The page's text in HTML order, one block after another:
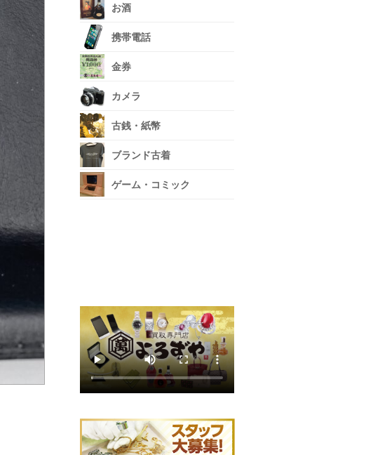
お酒
携帯電話
金券
カメラ
古銭・紙幣
ブランド古着
ゲーム・コミック